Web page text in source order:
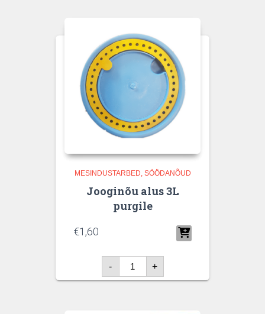
MESINDUSTARBED SÖÖDANÕUD
Jooginõu alus 3L
purgile
€1,60
-
Jooginõu
alus
3L
purgile
+